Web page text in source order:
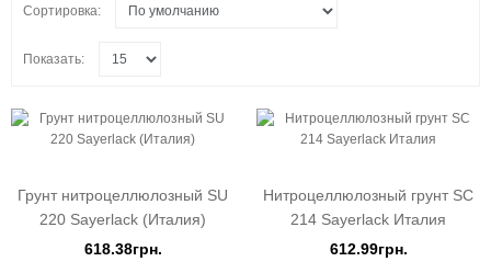
Сортировка:
Показать:
Грунт нитроцеллюлозный SU
220 Sayerlack (Италия)
618.38грн.
Нитроцеллюлозный грунт SС
214 Sayerlack Италия
612.99грн.